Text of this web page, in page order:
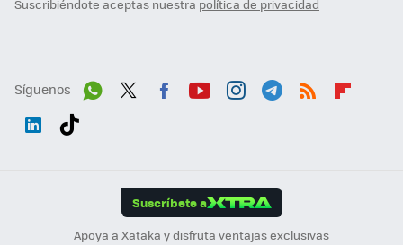
Suscribiéndote aceptas nuestra política de privacidad
Síguenos
Suscríbete a
Apoya a Xataka y disfruta ventajas exclusivas